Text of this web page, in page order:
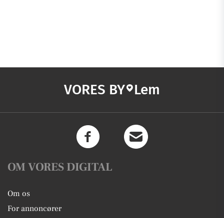
VORES BY Lem
OM VORES DIGITAL
Om os
For annoncører